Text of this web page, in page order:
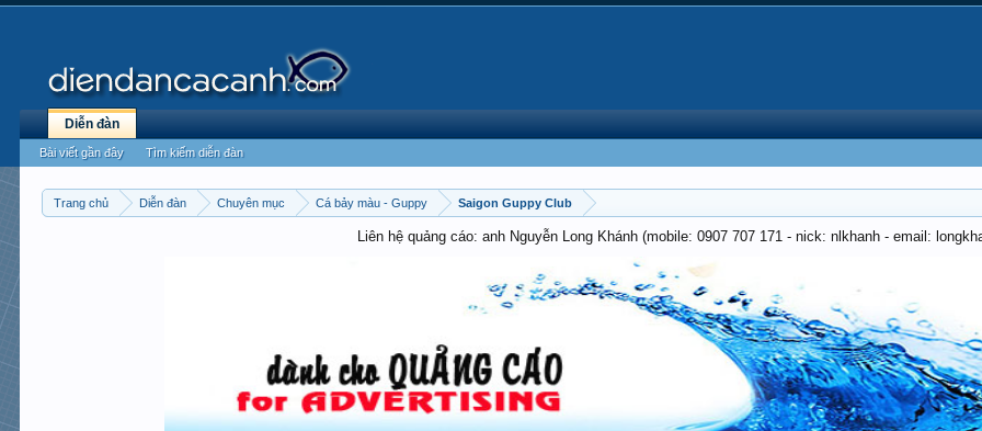
Trang chủ Diễn đàn Chuyên mục Cá bảy màu - Guppy Saigon Guppy Club
Liên hệ quảng cáo: anh Nguyễn Long Khánh (mobile: 0907 707 171 - nick: nlkhanh - email:
Diễn đàn
Bài viết gần đây Tìm kiếm diễn đàn